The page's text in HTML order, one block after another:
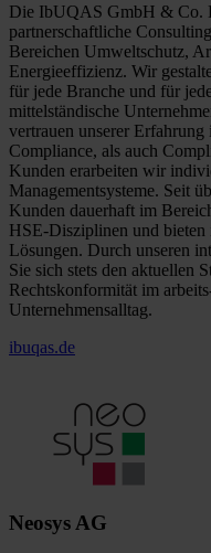
Die IbUQAS GmbH & Co.
partnerschaftliche
Bereichen Umweltschutz,
Energieeffizienz. Wir
für jede Branche und für
mittelständische
vertrauen unserer
Compliance, als auch
Kunden erarbeiten wir
Managementsysteme. Seit
Kunden dauerhaft im
HSE-Disziplinen und bieten
Lösungen. Durch unseren
Sie sich stets den aktuellen
Rechtskonformität im
Unternehmensalltag.
ibuqas.de
Neosys AG